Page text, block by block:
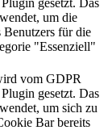
um die
Benutzers für die
"Essenziell"
vom GDPR
gesetzt. Das
um sich zu
Bar bereits